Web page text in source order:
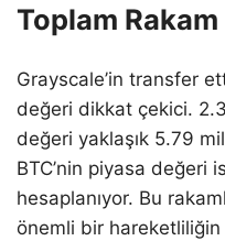
Toplam
Grayscale’in transfer
değeri dikkat çekici.
değeri yaklaşık 5.79
BTC’nin piyasa değeri
hesaplanıyor. Bu
önemli bir